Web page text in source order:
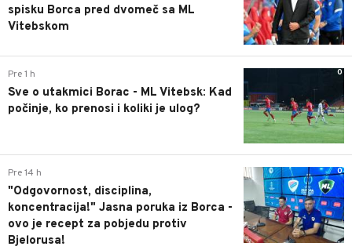
spisku Borca pred dvomeč sa ML
Vitebskom
0
Pre 1 h
Sve o utakmici Borac - ML Vitebsk: Kad
počinje, ko prenosi i koliki je ulog?
0
Pre 14 h
"Odgovornost, disciplina,
koncentracija!" Jasna poruka iz Borca -
ovo je recept za pobjedu protiv
Bjelorusa!